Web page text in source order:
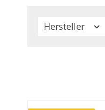
Hersteller